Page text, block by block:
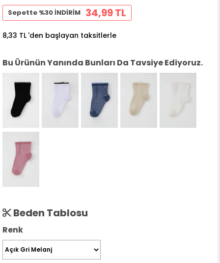
Sepette %30 İNDİRİM 34,99 TL
8,33 TL 'den başlayan taksitlerle
Bu Ürünün Yanında Bunları Da Tavsiye Ediyoruz.
Beden Tablosu
Renk